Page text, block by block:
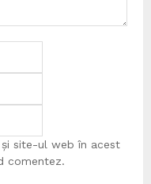
site-ul web în acest
comentez.